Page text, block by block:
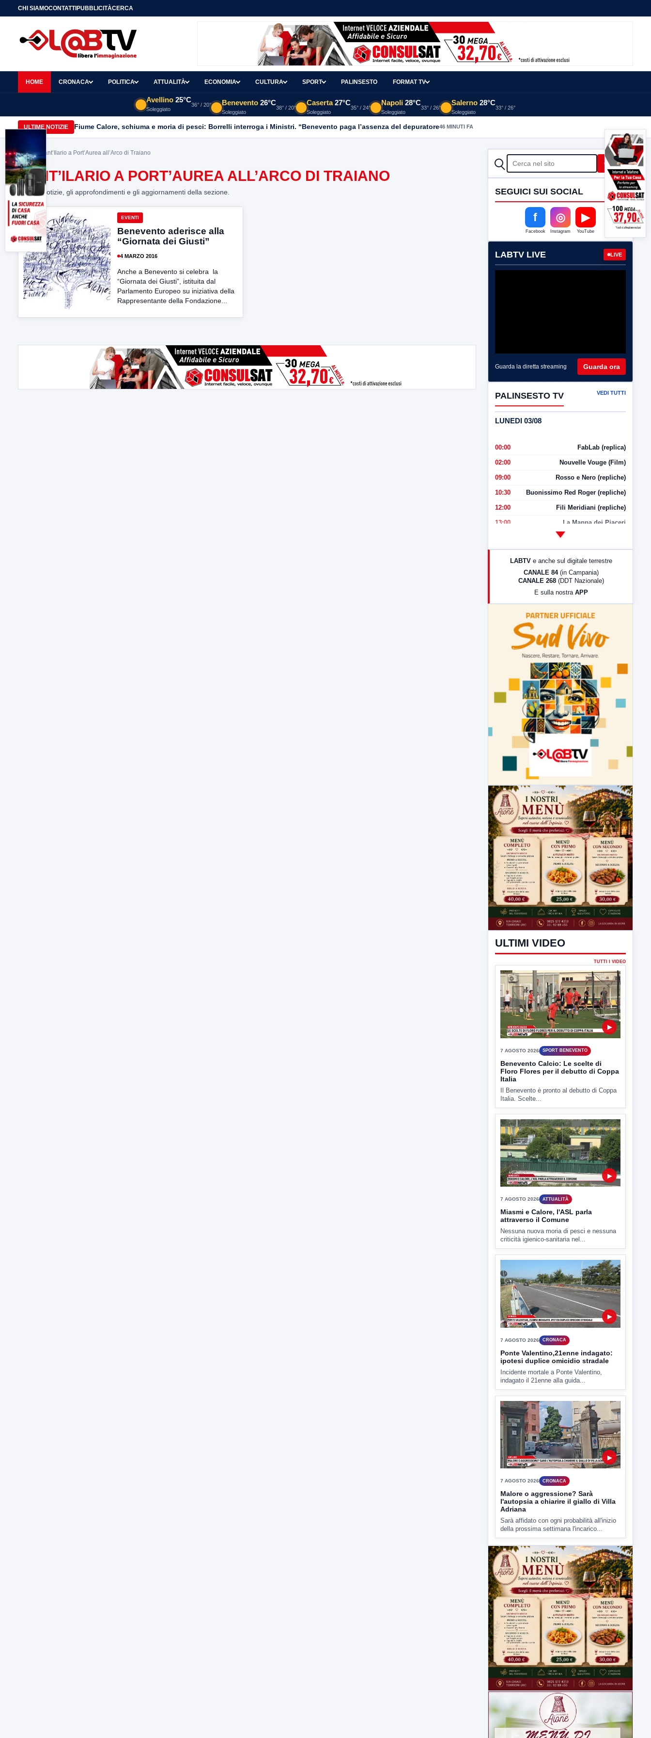
CHI SIAMOCONTATTIPUBBLICITÀCERCA
HOME CRONACA POLITICA ATTUALITÀ ECONOMIA CULTURA SPORT PALINSESTO FORMAT TV
Avellino 25°C
Soleggiato
36° / 20° Benevento 26°C
Soleggiato
38° / 20°
Caserta 27°C
Soleggiato
35° / 24°
Napoli 28°C
Soleggiato
33° / 26°
Salerno 28°C
Soleggiato
33° / 26°
ULTIME NOTIZIE Fiume Calore, schiuma e moria di pesci: Borrelli interroga i Ministri. “Benevento paga l’assenza del depuratore46 MINUTI FA
Home> Sant’Ilario a Port’Aurea all’Arco di Traiano
SANT’ILARIO A PORT’AUREA ALL’ARCO DI TRAIANO
Tutte le notizie, gli approfondimenti e gli aggiornamenti della sezione.
EVENTI
Benevento aderisce alla
“Giornata dei Giusti”
4 MARZO 2016
Anche a Benevento si celebra la
“Giornata dei Giusti”, istituita dal
Parlamento Europeo su iniziativa della
Rappresentante della Fondazione...
CERCA Cerca
SEGUICI SUI SOCIAL
f
Facebook
◎
Instagram
▶
YouTube
LABTV LIVE LIVE
Guarda la diretta streaming Guarda ora
PALINSESTO TV VEDI TUTTI
LUNEDI 03/08
00:00 FabLab (replica)
02:00 Nouvelle Vouge (Film)
09:00 Rosso e Nero (repliche)
10:30 Buonissimo Red Roger (repliche)
12:00 Fili Meridiani (repliche)
13:00 La Mappa dei Piaceri
LabNews (Diretta)
LabNews (replica)
LABTV e anche sul digitale terrestre
CANALE 84 (in Campania)
CANALE 268 (DDT Nazionale)
E sulla nostra APP
ULTIMI VIDEO
▶
7 AGOSTO 2026 SPORT BENEVENTO
Benevento Calcio: Le scelte di
Floro Flores per il debutto di Coppa
Italia
Il Benevento è pronto al debutto di Coppa
Italia. Scelte...
▶
7 AGOSTO 2026 ATTUALITÀ
Miasmi e Calore, l'ASL parla
attraverso il Comune
Nessuna nuova moria di pesci e nessuna
criticità igienico-sanitaria nel...
7 AGOSTO 2026 CRONACA
Ponte Valentino,21enne indagato:
ipotesi duplice omicidio stradale
Incidente mortale a Ponte Valentino,
indagato il 21enne alla guida...
▶
7 AGOSTO 2026 CRONACA
Malore o aggressione? Sarà
l'autopsia a chiarire il giallo di Villa
Adriana
Sarà affidato con ogni probabilità all'inizio
della prossima settimana l'incarico...